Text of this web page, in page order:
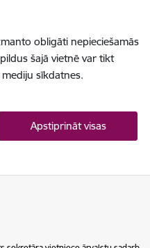
obligāti nepieciešamās
šajā vietnē var tikt
sīkdatnes.
Apstiprināt visas